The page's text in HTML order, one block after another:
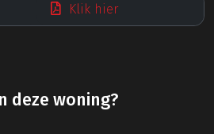
Klik hier
deze woning?